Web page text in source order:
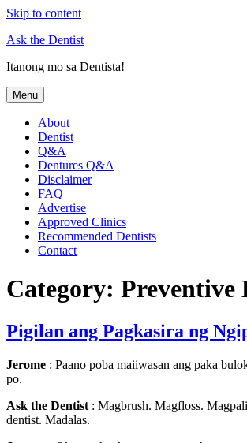
Skip to content
Ask the Dentist
Itanong mo sa Dentista!
Menu
About
Dentist
Q&A
Dentures Q&A
Disclaimer
FAQ
Advertise
Approved Clinics
Recommended Dentists
Contact
Category: Preventive
Pigilan ang Pagkasira ng
Jerome : Paano poba maiiwasan ang paka
po.
Ask the Dentist : Magbrush. Magfloss.
dentist. Madalas.